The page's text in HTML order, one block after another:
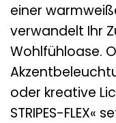
einer
verwandelt Ihr
Wohlfühloase.
oder kreative
STRIPES-